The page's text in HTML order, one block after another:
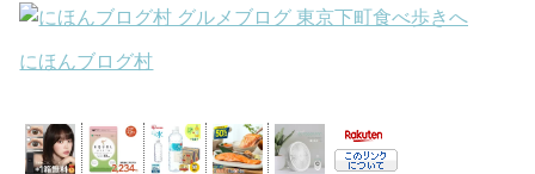
にほんブログ村